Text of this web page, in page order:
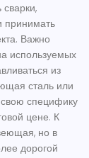
принимать
Важно
используемых
из
сталь или
специфику
цене. К
но в
дорогой